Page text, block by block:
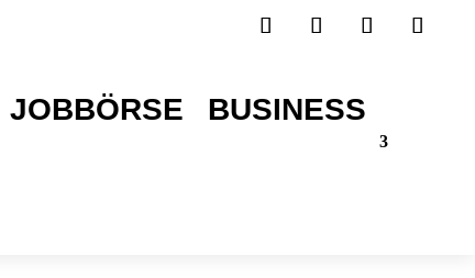
JOBBÖRSE BUSINESS